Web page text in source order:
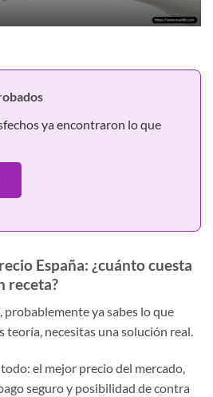
ya encontraron lo que
España: ¿cuánto cuesta
receta?
probablemente ya sabes lo que
teoría, necesitas una solución real.
el mejor precio del mercado,
seguro y posibilidad de contra